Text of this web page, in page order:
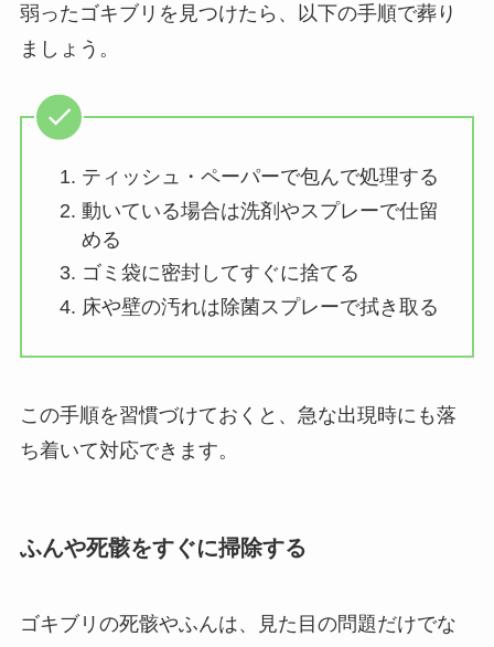
弱ったゴキブリを見つけたら、以下の手順で葬り
ましょう。
ティッシュ・ペーパーで包んで処理する
動いている場合は洗剤やスプレーで仕留
める
ゴミ袋に密封してすぐに捨てる
床や壁の汚れは除菌スプレーで拭き取る
この手順を習慣づけておくと、急な出現時にも落
ち着いて対応できます。
ふんや死骸をすぐに掃除する
ゴキブリの死骸やふんは、見た目の問題だけでな